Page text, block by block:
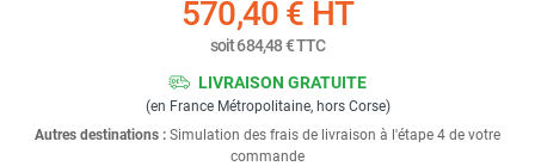
570,40 € HT
soit684,48 €TTC
LIVRAISON GRATUITE
(en France Métropolitaine, hors Corse)
Autres destinations : Simulation des frais de livraison à l'étape 4 de votre
commande